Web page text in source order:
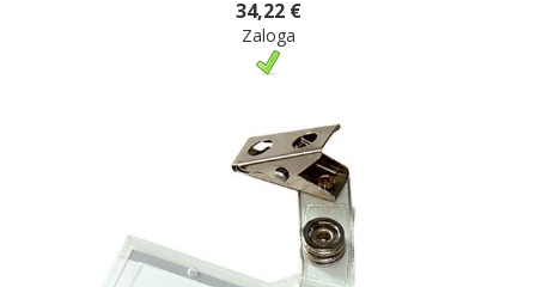
34,22 €
Zaloga